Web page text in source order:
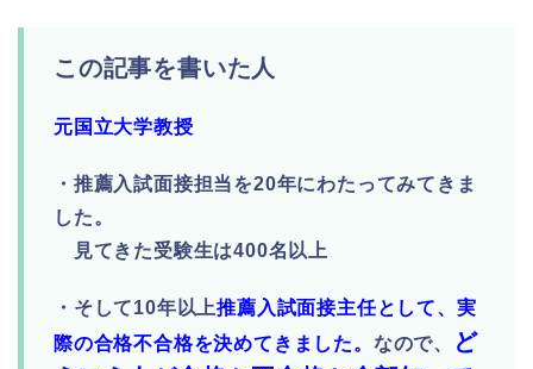
この記事を書いた人
元国立大学教授
・推薦入試面接担当を20年にわたってみてきま
した。
見てきた受験生は400名以上
・そして10年以上推薦入試面接主任として、実
際の合格不合格を決めてきました。 なので、
ど